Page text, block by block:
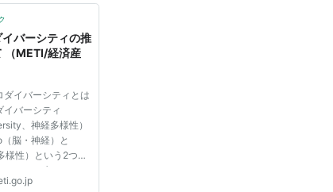
バーシティの推
（METI/経済産
ダイバーシティとは
バーシティ
、神経多様性）
脳・神経）と
様性）という2つの
わされて生まれた、
れに由来する個人